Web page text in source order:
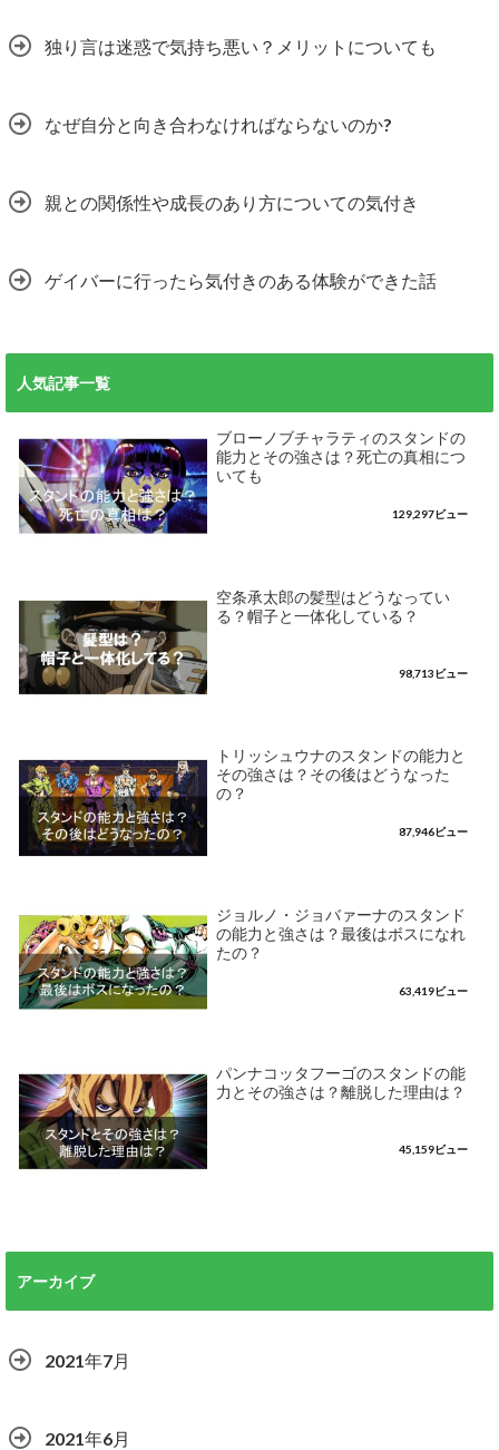
独り言は迷惑で気持ち悪い？メリットについても
なぜ自分と向き合わなければならないのか?
親との関係性や成長のあり方についての気付き
ゲイバーに行ったら気付きのある体験ができた話
人気記事一覧
ブローノブチャラティのスタンドの
能力とその強さは？死亡の真相につ
いても
129,297ビュー
空条承太郎の髪型はどうなってい
る？帽子と一体化している？
98,713ビュー
トリッシュウナのスタンドの能力と
その強さは？その後はどうなった
の？
87,946ビュー
ジョルノ・ジョバァーナのスタンド
の能力と強さは？最後はボスになれ
たの？
63,419ビュー
パンナコッタフーゴのスタンドの能
力とその強さは？離脱した理由は？
45,159ビュー
アーカイブ
2021年7月
2021年6月